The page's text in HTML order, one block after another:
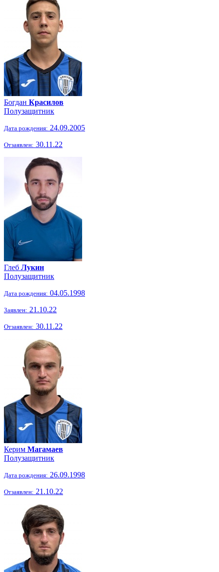
Богдан Красилов
Полузащитник
Дата рождения: 24.09.2005
Отзаявлен: 30.11.22
Глеб Лукин
Полузащитник
Дата рождения: 04.05.1998
Заявлен: 21.10.22
Отзаявлен: 30.11.22
Керим Магамаев
Полузащитник
Дата рождения: 26.09.1998
Отзаявлен: 21.10.22